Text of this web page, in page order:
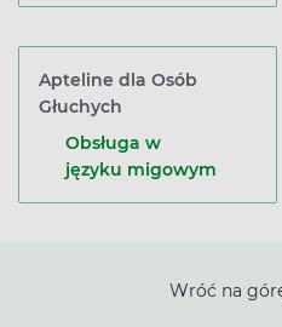
Apteline dla Osób
Głuchych
Obsługa w
języku migowym
Wróć na